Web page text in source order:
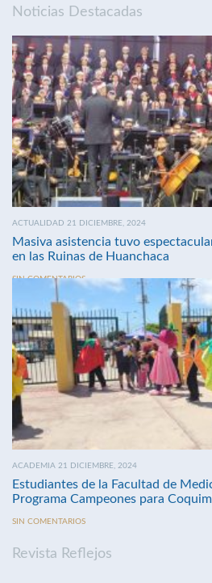
Noticias Destacadas
ACTUALIDAD 21 DICIEMBRE, 2024
Masiva asistencia tuvo
en las Ruinas de Huanchaca
SIN COMENTARIOS
ACADEMIA 21 DICIEMBRE, 2024
Estudiantes de la Facultad de
Programa Campeones para
SIN COMENTARIOS
Revista Reflejos